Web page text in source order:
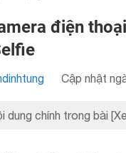
điện
Cập nhật
dung chính trong bài